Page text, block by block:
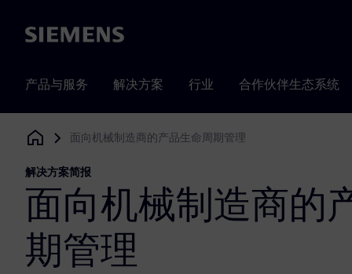
Siemens
产品与服务 解决方案 行业 合作伙伴生态系统
Siemens Digital Industries Software
面向机械制造商的产品生命周期管理
解决方案简报
面向机械制造商的
期管理